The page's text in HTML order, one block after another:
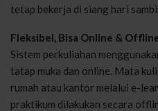
tetap bekerja di siang hari
Fleksibel, Bisa Online &
Sistem perkuliahan
tatap muka dan online. Mata
rumah atau kantor melalui e-
praktikum dilakukan secara